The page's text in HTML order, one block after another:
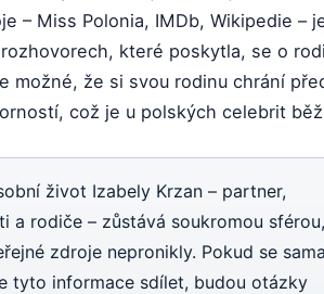
– Miss Polonia, IMDb, Wikipedie –
které poskytla, se o
možné, že si svou rodinu chrání
což je u polských celebrit
život Izabely Krzan – partner,
a rodiče – zůstává soukromou sférou,
zdroje nepronikly. Pokud se
tyto informace sdílet, budou otázky